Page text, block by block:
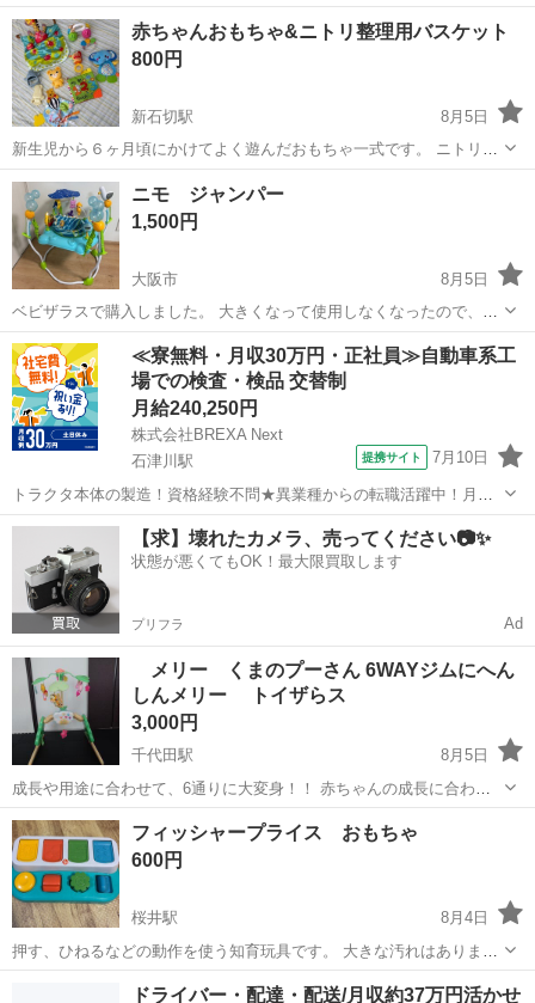
質な方はご遠慮下さいませ。 ノークレームノーリターンでのお取引を
宜しくお願い致します。
大阪 東大阪市 河内小阪駅 ベビー用品 新品
赤ちゃんおもちゃ&ニトリ整理用バスケット
800円
新石切駅
8月5日
新生児から６ヶ月頃にかけてよく遊んだおもちゃ一式です。 ニトリの
整理用バスケットと一緒にお渡しします。
大阪 大阪市 ベビー用品
ニモ ジャンパー
1,500円
大阪市
8月5日
ベビザラスで購入しました。 大きくなって使用しなくなったので、お
譲りしたいと思います。 布の前方にやや黄ばみあり。 キャラクターも
所々に傷があり、海亀は折れてしまったのでとり付け不可です。 音楽
はしっかり鳴りますし、...
大阪 大阪市 ベビー用品
≪寮無料・月収30万円・正社員≫自動車系工
場での検査・検品 交替制
月給240,250円
株式会社BREXA Next
石津川駅
提携サイト 7月10日
トラクタ本体の製造！資格経験不問★異業種からの転職活躍中！月収
例29万円以上！生活支援物資事前対応可◎即日入寮OK！寮費はずっと
無料＆備品付き1R寮完備！赴任旅費会社負担！工場まで無料送迎あり
◎《大阪府堺市》 人気の工場の...
大阪 堺市 石津川駅
【求】壊れたカメラ、売ってください📷✨
状態が悪くてもOK！最大限買取します
プリフラ Ad
メリー くまのプーさん 6WAYジムにへん
しんメリー トイザらス
3,000円
千代田駅
8月5日
成長や用途に合わせて、6通りに大変身！！ 赤ちゃんの成長に合わせ
てベッドメリー・フロアーメリー・ベビージム・お座りジム・つかま
り立ちジム・ナイトランプの使用が出来ます。小物はハンドトイとし
ても使用できます。 デザインは...
大阪 河内長野市 ベビー用品
フィッシャープライス おもちゃ
600円
桜井駅
8月4日
押す、ひねるなどの動作を使う知育玩具です。 大きな汚れはありませ
ん。
桜井駅 ベビー用品 フィッシャープライス
ドライバー・配達・配送/月収約37万円活かせ